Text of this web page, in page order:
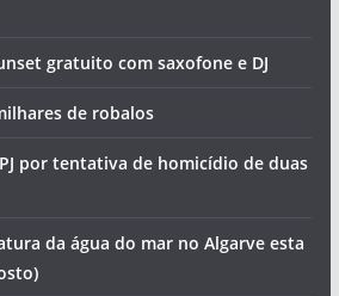
gratuito com saxofone e DJ
de robalos
por tentativa de homicídio de duas
da água do mar no Algarve esta